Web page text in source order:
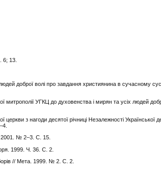
6; 13.
доброї волі про завдання християнина в сучасному
митрополії УГКЦ до духовенства і мирян та усіх людей
церкви з нагоди десятої річниці Незалежності Української
–4.
2001. № 2–3. С. 15.
1999. Ч. 36. С. 2.
// Мета. 1999. № 2. С. 2.